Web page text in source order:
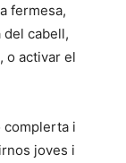
fermesa,
del cabell,
o activar el
complerta i
joves i